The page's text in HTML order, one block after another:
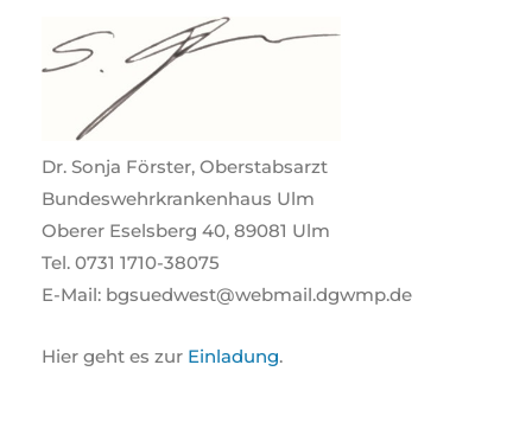
Dr. Sonja Förster, Oberstabsarzt
Bundeswehrkrankenhaus Ulm
Oberer Eselsberg 40, 89081 Ulm
Tel. 0731 1710-38075
E-Mail: bgsuedwest@webmail.dgwmp.de
Hier geht es zur Einladung.